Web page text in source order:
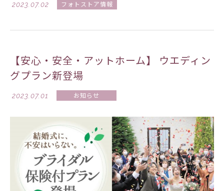
2023.07.02 フォトストア情報
【安心・安全・アットホーム】 ウエディン
グプラン新登場
2023.07.01 お知らせ